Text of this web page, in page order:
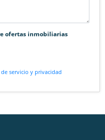
ofertas inmobiliarias
servicio y privacidad